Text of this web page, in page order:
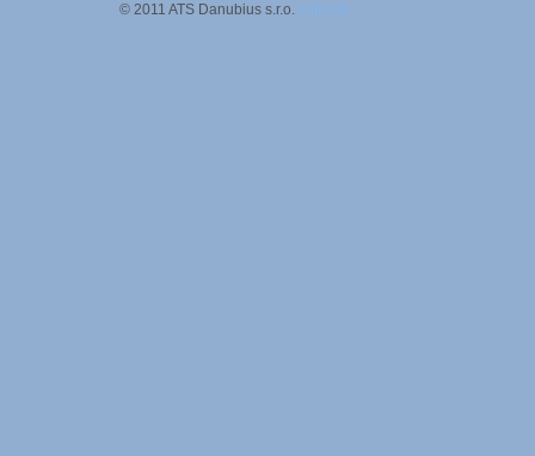
© 2011 ATS Danubius s.r.o. voila.sk